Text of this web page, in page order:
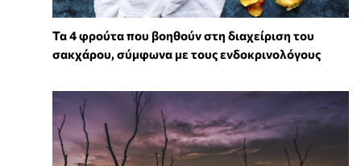
Τα 4 φρούτα που βοηθούν στη διαχείριση του
σακχάρου, σύμφωνα με τους ενδοκρινολόγους